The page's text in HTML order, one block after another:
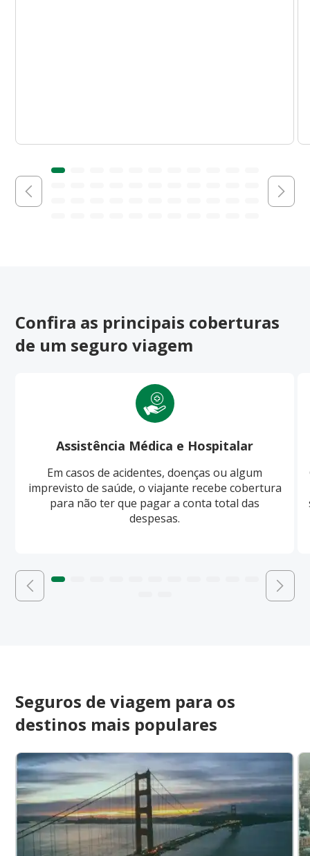
Confira as principais coberturas
de um seguro viagem
Assistência Médica e Hospitalar
Em casos de acidentes, doenças ou algum
imprevisto de saúde, o viajante recebe cobertura
para não ter que pagar a conta total das
despesas.
Seguros de viagem para os
destinos mais populares